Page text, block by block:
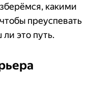
какими
преуспевать
это путь.